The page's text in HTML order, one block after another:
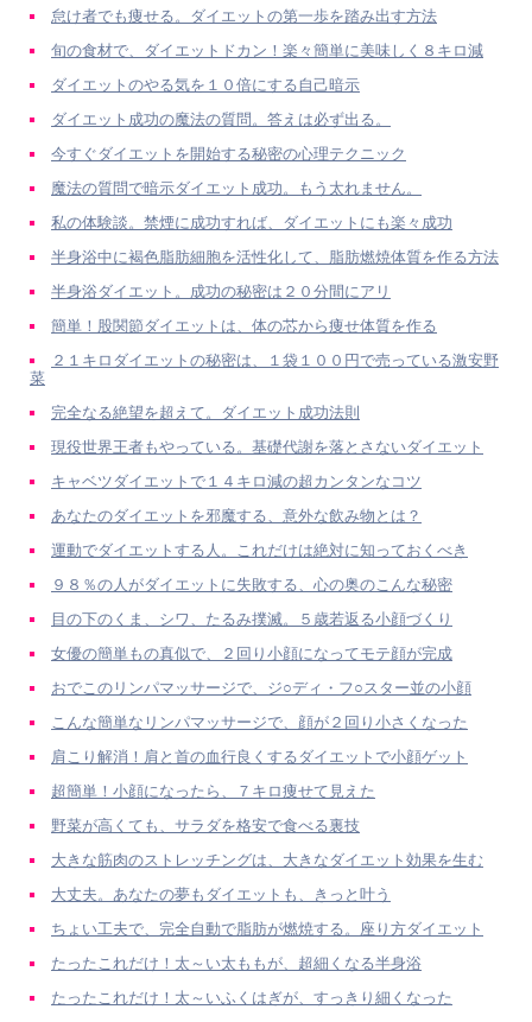
怠け者でも痩せる。ダイエットの第一歩を踏み出す方法
旬の食材で、ダイエットドカン！楽々簡単に美味しく８キロ減
ダイエットのやる気を１０倍にする自己暗示
ダイエット成功の魔法の質問。答えは必ず出る。
今すぐダイエットを開始する秘密の心理テクニック
魔法の質問で暗示ダイエット成功。もう太れません。
私の体験談。禁煙に成功すれば、ダイエットにも楽々成功
半身浴中に褐色脂肪細胞を活性化して、脂肪燃焼体質を作る方法
半身浴ダイエット。成功の秘密は２０分間にアリ
簡単！股関節ダイエットは、体の芯から痩せ体質を作る
２１キロダイエットの秘密は、１袋１００円で売っている激安野
菜
完全なる絶望を超えて。ダイエット成功法則
現役世界王者もやっている。基礎代謝を落とさないダイエット
キャベツダイエットで１４キロ減の超カンタンなコツ
あなたのダイエットを邪魔する、意外な飲み物とは？
運動でダイエットする人。これだけは絶対に知っておくべき
９８％の人がダイエットに失敗する、心の奥のこんな秘密
目の下のくま、シワ、たるみ撲滅。５歳若返る小顔づくり
女優の簡単もの真似で、２回り小顔になってモテ顔が完成
おでこのリンパマッサージで、ジ○ディ・フ○スター並の小顔
こんな簡単なリンパマッサージで、顔が２回り小さくなった
肩こり解消！肩と首の血行良くするダイエットで小顔ゲット
超簡単！小顔になったら、７キロ痩せて見えた
野菜が高くても、サラダを格安で食べる裏技
大きな筋肉のストレッチングは、大きなダイエット効果を生む
大丈夫。あなたの夢もダイエットも、きっと叶う
ちょい工夫で、完全自動で脂肪が燃焼する。座り方ダイエット
たったこれだけ！太～い太ももが、超細くなる半身浴
たったこれだけ！太～いふくはぎが、すっきり細くなった